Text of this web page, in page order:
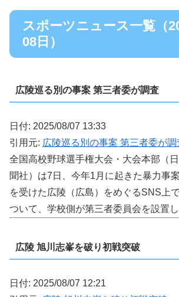
スポーツニュース一覧（
08日）
広陵巡る別の事案 第三者委が調査
日付: 2025/08/07 13:33
引用元: 広陵巡る別の事案 第三者委が調
全国高校野球選手権大会・大会本部（
聞社）は7日、今年1月に起きた暴力事
を受けた広陵（広島）をめぐるSNS上
ついて、学校側が第三者委員会を設置
広陵 旭川志峯を破り初戦突破
日付: 2025/08/07 12:21